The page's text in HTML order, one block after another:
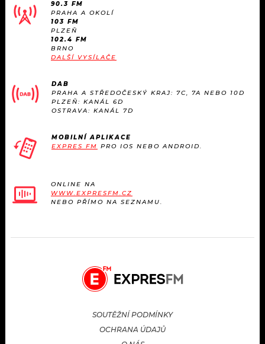
90.3 FM
PRAHA A OKOLÍ
103 FM
PLZEŇ
102.4 FM
BRNO
DALŠÍ VYSÍLAČE
DAB
PRAHA A STŘEDOČESKÝ KRAJ: 7C, 7A NEBO 10D
PLZEŇ: KANÁL 6D
OSTRAVA: KANÁL 7D
MOBILNÍ APLIKACE
EXPRES FM PRO IOS NEBO ANDROID.
ONLINE NA
WWW.EXPRESFM.CZ
NEBO PŘÍMO NA SEZNAMU.
SOUTĚŽNÍ PODMÍNKY
OCHRANA ÚDAJŮ